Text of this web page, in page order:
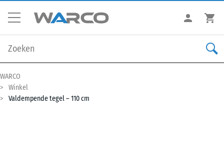
WARCO
Winkel
Valdempende tegel – 110 cm